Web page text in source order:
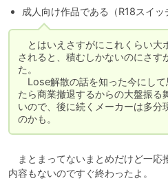
成人向け作品である（R18スイッ
とはいえさすがにこれくらい大
されると、積むしかないのにさす
た。
Lose解散の話を知った今にして
たら商業撤退するからの大盤振る
いので、後に続くメーカーは多分
のかも。
まとまってないまとめだけど一応
内容もないのですぐ終わったよ。